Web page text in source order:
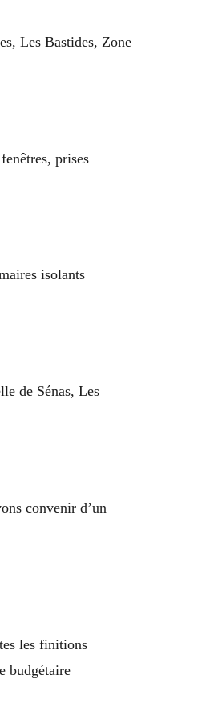
Les Bastides, Zone
prises
isolants
de Sénas, Les
convenir d’un
les finitions
budgétaire